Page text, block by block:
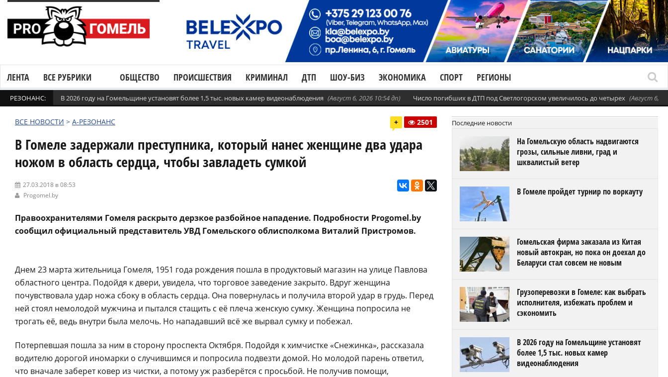
ЛЕНТА ВСЕ РУБРИКИ ОБЩЕСТВО ПРОИСШЕСТВИЯ КРИМИНАЛ ДТП ШОУ-БИЗ ЭКОНОМИКА СПОРТ РЕГИОНЫ
РЕЗОНАНС: В 2026 году на Гомельщине установят более 1,5 тыс. новых камер видеонаблюдения (Август 6, 2026 10:54 дп) Число погибших в ДТП под Светлогорском увеличилось до четырех (Август 6,
ВСЕ НОВОСТИ > А-РЕЗОНАНС + 2501
В Гомеле задержали преступника, который нанес женщине два удара
ножом в область сердца, чтобы завладеть сумкой
27.03.2018 в 08:53
Progomel.by
Правоохранителями Гомеля раскрыто дерзкое разбойное нападение. Подробности Progomel.by
сообщил официальный представитель УВД Гомельского облисполкома Виталий Пристромов.
Днем 23 марта жительница Гомеля, 1951 года рождения пошла в продуктовый магазин на улице Павлова
областного центра. Подойдя к двери, увидела, что торговое заведение закрыто. Вдруг женщина
почувствовала удар ножа сбоку в область сердца. Она повернулась и получила второй удар в грудь. Перед
ней стоял немолодой мужчина и пытался стащить с её плеча женскую сумку. Женщина попросила не
трогать её, ведь внутри была мелочь. Но нападавший всё же вырвал сумку и побежал.
Потерпевшая пошла за ним в сторону проспекта Октября. Подойдя к химчистке «Снежинка», рассказала
водителю дорогой иномарки о случившимся и попросила подвезти домой. Но молодой парень ответил,
что вначале заберет ковер из чистки, а потому уж разберётся с просьбой. Не получив помощи,
Последние новости
На Гомельскую область надвигаются
грозы, сильные ливни, град и
шквалистый ветер
В Гомеле пройдет турнир по воркауту
Гомельская фирма заказала из Китая
новый автокран, но пока он доехал до
Беларуси стал совсем не новым
Грузоперевозки в Гомеле: как выбрать
исполнителя, избежать проблем и
сэкономить
В 2026 году на Гомельщине установят
более 1,5 тыс. новых камер
видеонаблюдения